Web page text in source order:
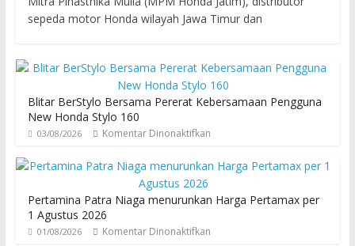
sepeda motor Honda wilayah Jawa Timur dan
Blitar BerStylo Bersama Pererat Kebersamaan Pengguna
New Honda Stylo 160
03/08/2026 Komentar Dinonaktifkan
Pertamina Patra Niaga menurunkan Harga Pertamax per
1 Agustus 2026
01/08/2026 Komentar Dinonaktifkan